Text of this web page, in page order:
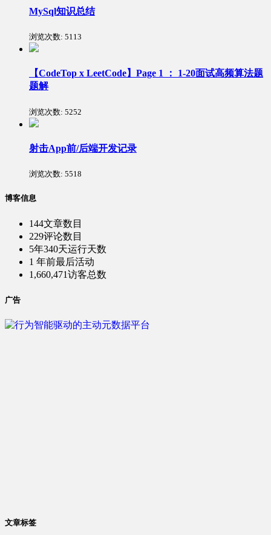
MySql知识总结
浏览次数: 5113
【CodeTop x LeetCode】Page 1 ： 1-20面试高频算法题
题解
浏览次数: 5252
射击App前/后端开发记录
浏览次数: 5518
博客信息
144文章数目
229评论数目
5年340天运行天数
1 年前最后活动
1,660,471访客总数
广告
文章标签